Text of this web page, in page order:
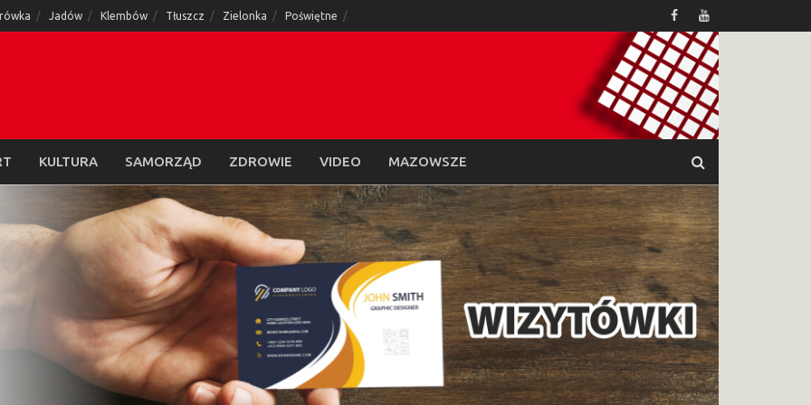
Jadów Klembów Tłuszcz Zielonka Poświętne
KULTURA SAMORZĄD ZDROWIE VIDEO MAZOWSZE